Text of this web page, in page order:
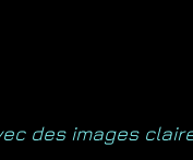
des images